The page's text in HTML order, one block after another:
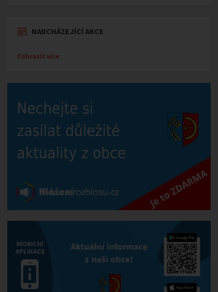
NADCHÁZEJÍCÍ AKCE
Zobrazit více